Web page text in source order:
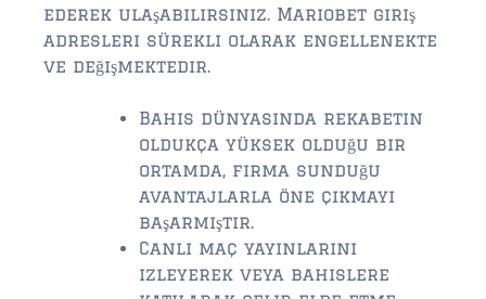
ederek ulaşabilirsiniz. Mariobet giriş
adresleri sürekli olarak engellenekte
ve değişmektedir.
Bahis dünyasında rekabetin
oldukça yüksek olduğu bir
ortamda, firma sunduğu
avantajlarla öne çıkmayı
başarmıştır.
Canlı maç yayınlarını
izleyerek veya bahislere